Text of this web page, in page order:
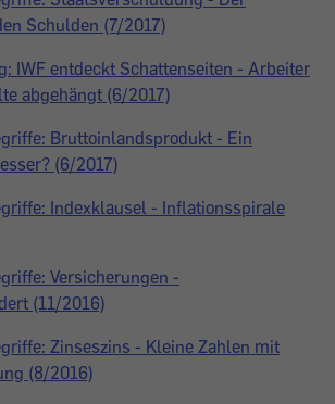
Schulden (7/2017)
IWF entdeckt Schattenseiten - Arbeiter
abgehängt (6/2017)
Bruttoinlandsprodukt - Ein
(6/2017)
Indexklausel - Inflationsspirale
Versicherungen -
(11/2016)
Zinseszins - Kleine Zahlen mit
(8/2016)